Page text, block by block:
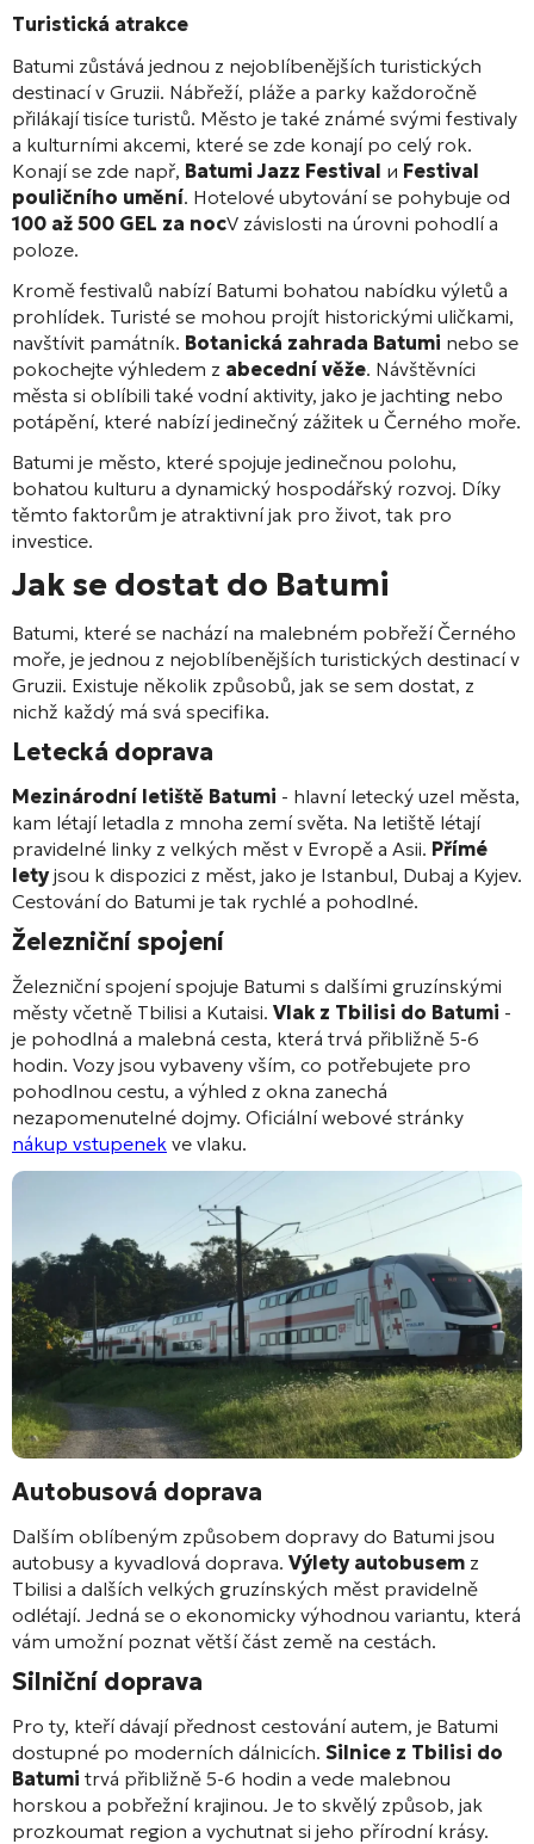
Turistická atrakce
Batumi zůstává jednou z nejoblíbenějších turistických
destinací v Gruzii. Nábřeží, pláže a parky každoročně
přilákají tisíce turistů. Město je také známé svými festivaly
a kulturními akcemi, které se zde konají po celý rok.
Konají se zde např, Batumi Jazz Festival и Festival
pouličního umění. Hotelové ubytování se pohybuje od
100 až 500 GEL za nocV závislosti na úrovni pohodlí a
poloze.
Kromě festivalů nabízí Batumi bohatou nabídku výletů a
prohlídek. Turisté se mohou projít historickými uličkami,
navštívit památník. Botanická zahrada Batumi nebo se
pokochejte výhledem z abecední věže. Návštěvníci
města si oblíbili také vodní aktivity, jako je jachting nebo
potápění, které nabízí jedinečný zážitek u Černého moře.
Batumi je město, které spojuje jedinečnou polohu,
bohatou kulturu a dynamický hospodářský rozvoj. Díky
těmto faktorům je atraktivní jak pro život, tak pro
investice.
Jak se dostat do Batumi
Batumi, které se nachází na malebném pobřeží Černého
moře, je jednou z nejoblíbenějších turistických destinací v
Gruzii. Existuje několik způsobů, jak se sem dostat, z
nichž každý má svá specifika.
Letecká doprava
Mezinárodní letiště Batumi - hlavní letecký uzel města,
kam létají letadla z mnoha zemí světa. Na letiště létají
pravidelné linky z velkých měst v Evropě a Asii. Přímé
lety jsou k dispozici z měst, jako je Istanbul, Dubaj a Kyjev.
Cestování do Batumi je tak rychlé a pohodlné.
Železniční spojení
Železniční spojení spojuje Batumi s dalšími gruzínskými
městy včetně Tbilisi a Kutaisi. Vlak z Tbilisi do Batumi -
je pohodlná a malebná cesta, která trvá přibližně 5-6
hodin. Vozy jsou vybaveny vším, co potřebujete pro
pohodlnou cestu, a výhled z okna zanechá
nezapomenutelné dojmy. Oficiální webové stránky
nákup vstupenek ve vlaku.
Autobusová doprava
Dalším oblíbeným způsobem dopravy do Batumi jsou
autobusy a kyvadlová doprava. Výlety autobusem z
Tbilisi a dalších velkých gruzínských měst pravidelně
odlétají. Jedná se o ekonomicky výhodnou variantu, která
vám umožní poznat větší část země na cestách.
Silniční doprava
Pro ty, kteří dávají přednost cestování autem, je Batumi
dostupné po moderních dálnicích. Silnice z Tbilisi do
Batumi trvá přibližně 5-6 hodin a vede malebnou
horskou a pobřežní krajinou. Je to skvělý způsob, jak
prozkoumat region a vychutnat si jeho přírodní krásy.